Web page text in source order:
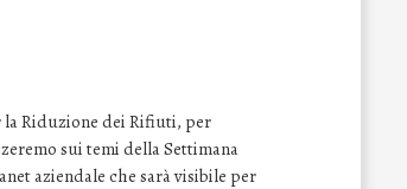
la Riduzione dei Rifiuti, per
sui temi della Settimana
aziendale che sarà visibile per